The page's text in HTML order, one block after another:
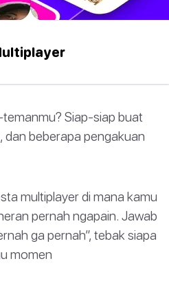
Siap-siap buat
dan beberapa pengakuan
multiplayer di mana kamu
pernah ngapain. Jawab
ga pernah”, tebak siapa
momen